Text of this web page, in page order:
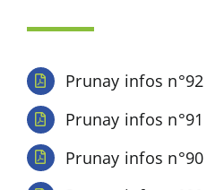
Prunay infos n°92
Prunay infos n°91
Prunay infos n°90